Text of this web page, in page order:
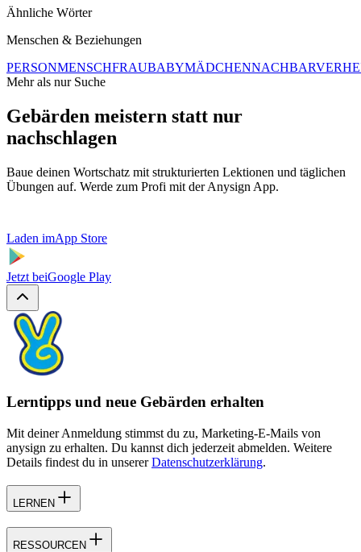
Ähnliche Wörter
Menschen & Beziehungen
PERSONMENSCHFRAUBABYMÄDCHENNACHBAR
Mehr als nur Suche
Gebärden meistern statt nur
nachschlagen
Baue deinen Wortschatz mit strukturierten Lektionen und täglichen
Übungen auf. Werde zum Profi mit der Anysign App.
Laden imApp Store
Jetzt beiGoogle Play
Lerntipps und neue Gebärden erhalten
Mit deiner Anmeldung stimmst du zu, Marketing-E-Mails von
anysign zu erhalten. Du kannst dich jederzeit abmelden. Weitere
Details findest du in unserer Datenschutzerklärung.
LERNEN
RESSOURCEN